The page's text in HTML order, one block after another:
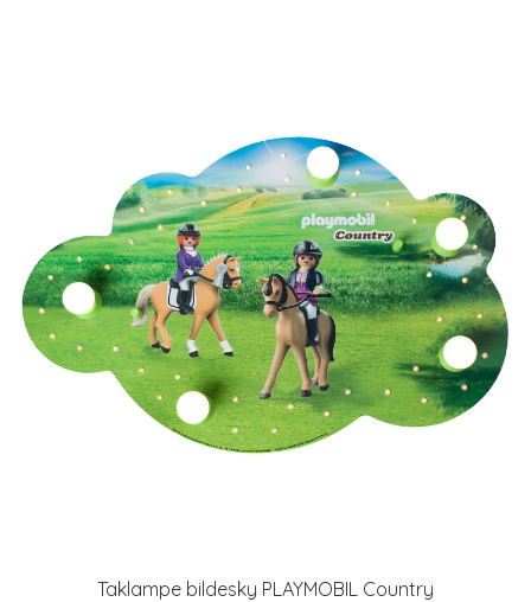
Taklampe bildesky PLAYMOBIL Country